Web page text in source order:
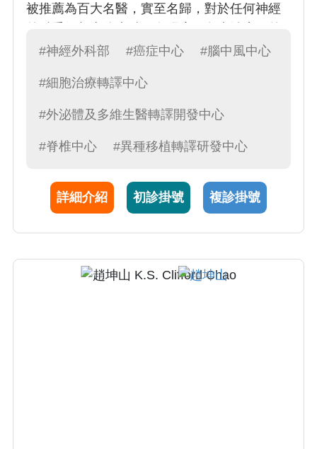
被推薦為百大名醫，實至名歸，對於任何神經
秘體的研究上更是首屈一指，是中國神經外科
#神經外科部 #癌症中心 #腦中風中心
#細胞治療轉譯中心
#外泌體及多維生醫轉譯開發中心
#脊椎中心 #異種移植轉譯研發中心
詳細介紹 初診掛號 複診掛號